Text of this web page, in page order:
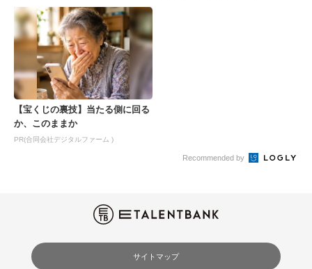
【宝くじの裏技】当たる側に回る
か、このままか
PR(合同会社デジタルファーム )
Recommended by
サイトマップ